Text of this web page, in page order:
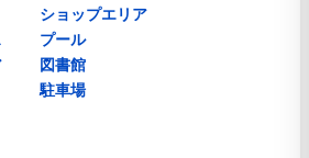
ショップエリア
プール
図書館
駐車場